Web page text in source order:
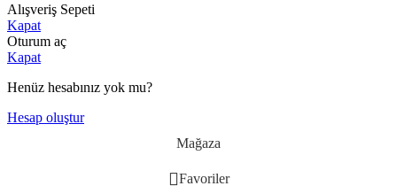
Alışveriş Sepeti
Kapat
Oturum aç
Kapat
Henüz hesabınız yok mu?
Hesap oluştur
Mağaza
Favoriler